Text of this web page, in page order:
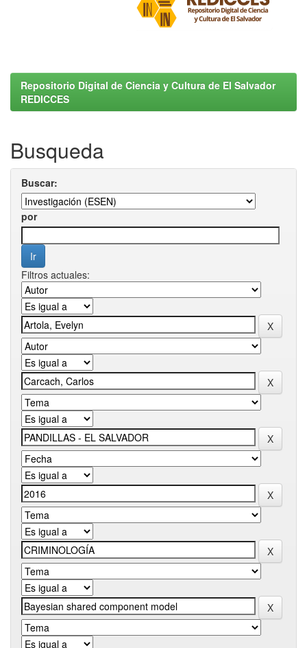
Repositorio Digital de Ciencia y Cultura de El Salvador
REDICCES
Busqueda
Buscar:
por
Filtros actuales: